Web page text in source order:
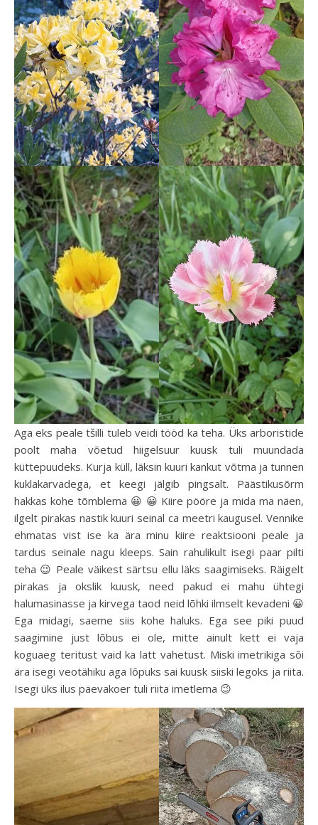
Aga eks peale tšilli tuleb veidi tööd ka teha. Üks arboristide
poolt maha võetud hiigelsuur kuusk tuli muundada
küttepuudeks. Kurja küll, läksin kuuri kankut võtma ja tunnen
kuklakarvadega, et keegi jälgib pingsalt. Päästikusõrm
hakkas kohe tõmblema 😀 😀 Kiire pööre ja mida ma näen,
ilgelt pirakas nastik kuuri seinal ca meetri kaugusel. Vennike
ehmatas vist ise ka ära minu kiire reaktsiooni peale ja
tardus seinale nagu kleeps. Sain rahulikult isegi paar pilti
teha 😉 Peale väikest särtsu ellu läks saagimiseks. Räigelt
pirakas ja okslik kuusk, need pakud ei mahu ühtegi
halumasinasse ja kirvega taod neid lõhki ilmselt kevadeni 😀
Ega midagi, saeme siis kohe haluks. Ega see piki puud
saagimine just lõbus ei ole, mitte ainult kett ei vaja
koguaeg teritust vaid ka latt vahetust. Miski imetrikiga sõi
ära isegi veotähiku aga lõpuks sai kuusk siiski legoks ja riita.
Isegi üks ilus päevakoer tuli riita imetlema 😉